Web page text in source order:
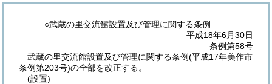
○武蔵の里交流館設置及び管理に関する条例
平成18年6月30日
条例第58号
武蔵の里交流館設置及び管理に関する条例(平成17年美作市
条例第203号)の全部を改正する。
(設置)